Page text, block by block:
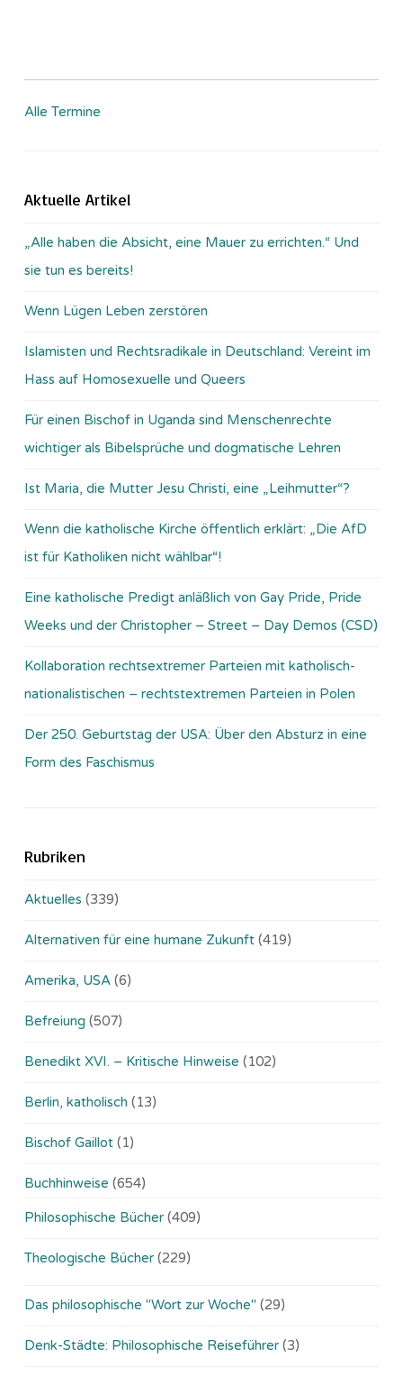
Alle Termine
Aktuelle Artikel
„Alle haben die Absicht, eine Mauer zu errichten.“ Und
sie tun es bereits!
Wenn Lügen Leben zerstören
Islamisten und Rechtsradikale in Deutschland: Vereint im
Hass auf Homosexuelle und Queers
Für einen Bischof in Uganda sind Menschenrechte
wichtiger als Bibelsprüche und dogmatische Lehren
Ist Maria, die Mutter Jesu Christi, eine „Leihmutter“?
Wenn die katholische Kirche öffentlich erklärt: „Die AfD
ist für Katholiken nicht wählbar“!
Eine katholische Predigt anläßlich von Gay Pride, Pride
Weeks und der Christopher – Street – Day Demos (CSD)
Kollaboration rechtsextremer Parteien mit katholisch-
nationalistischen – rechtstextremen Parteien in Polen
Der 250. Geburtstag der USA: Über den Absturz in eine
Form des Faschismus
Rubriken
Aktuelles (339)
Alternativen für eine humane Zukunft (419)
Amerika, USA (6)
Befreiung (507)
Benedikt XVI. – Kritische Hinweise (102)
Berlin, katholisch (13)
Bischof Gaillot (1)
Buchhinweise (654)
Philosophische Bücher (409)
Theologische Bücher (229)
Das philosophische "Wort zur Woche" (29)
Denk-Städte: Philosophische Reiseführer (3)